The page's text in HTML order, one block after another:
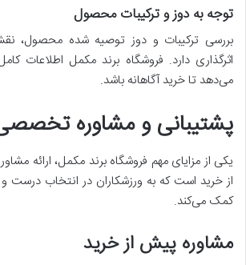
توجه به دوز و ترکیبات محصول
بررسی ترکیبات و دوز توصیه شده محصول،
اثرگذاری دارد. فروشگاه برند مکمل اطلاعات
می‌دهد تا خرید آگاهانه باشد.
پشتیبانی و مشاوره
یکی از مزایای مهم فروشگاه برند مکمل، ارائه
از خرید است که به ورزشکاران در انتخاب درست
کمک می‌کند.
مشاوره پیش از خرید